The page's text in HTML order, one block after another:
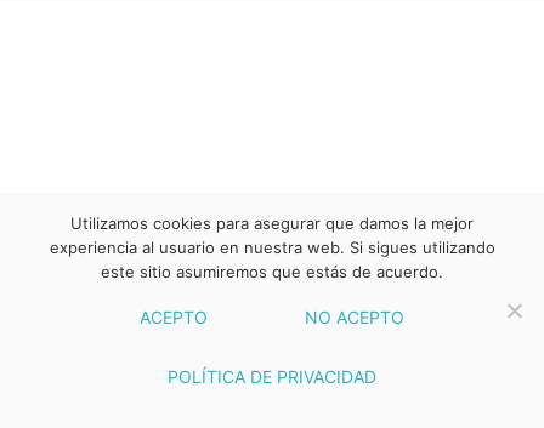
Utilizamos cookies para asegurar que damos la mejor
experiencia al usuario en nuestra web. Si sigues utilizando
este sitio asumiremos que estás de acuerdo.
ACEPTO NO ACEPTO
POLÍTICA DE PRIVACIDAD